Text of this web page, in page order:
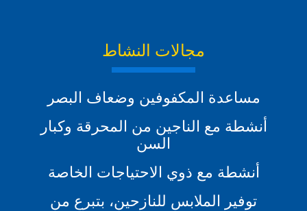
مجالات النشاط
مساعدة المكفوفين وضعاف البصر
أنشطة مع الناجين من المحرقة وكبار
السن
أنشطة مع ذوي الاحتياجات الخاصة
توفير الملابس للنازحين، بتبرع من